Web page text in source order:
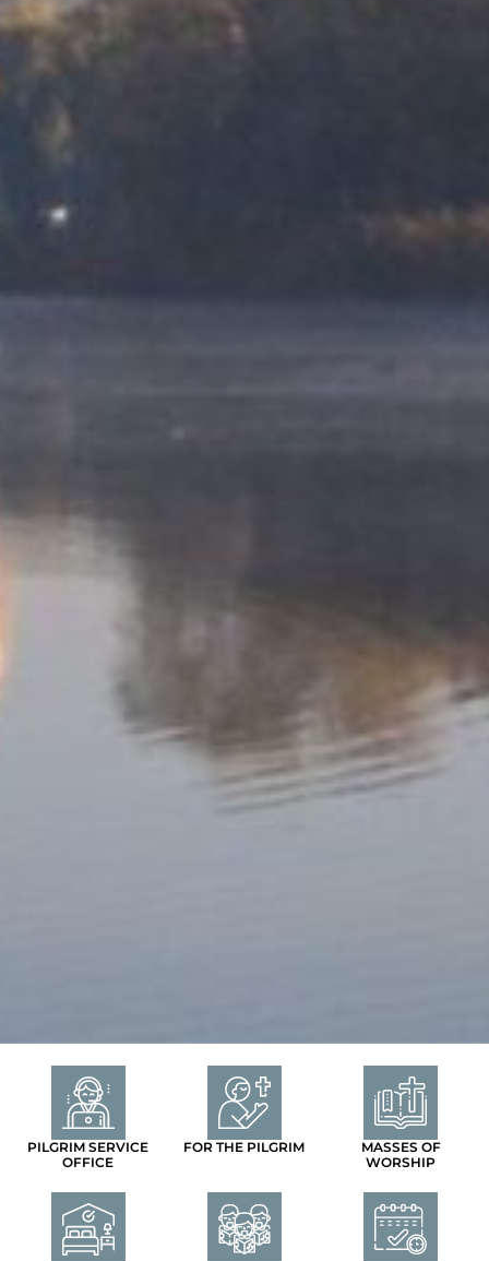
PILGRIM SERVICE
OFFICE
FOR THE PILGRIM
MASSES OF
WORSHIP